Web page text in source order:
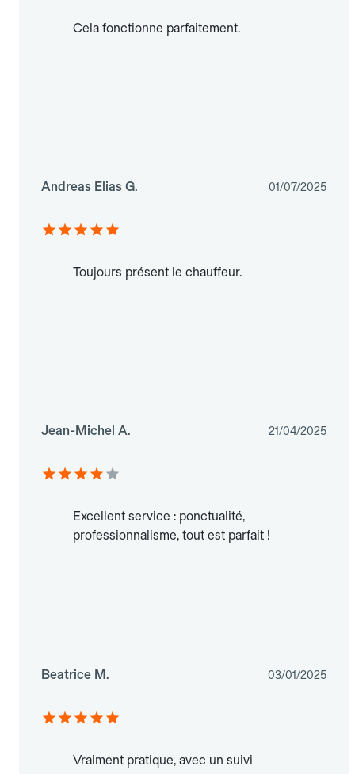
Cela fonctionne parfaitement.
Andreas Elias G. 01/07/2025
Toujours présent le chauffeur.
Jean-Michel A. 21/04/2025
Excellent service : ponctualité,
professionnalisme, tout est parfait !
Beatrice M. 03/01/2025
Vraiment pratique, avec un suivi